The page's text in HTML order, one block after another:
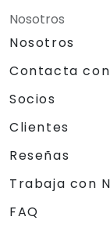
Nosotros
Nosotros
Contacta
Socios
Clientes
Reseñas
Trabaja con
FAQ